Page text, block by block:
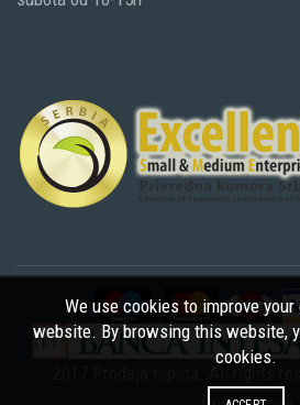
We use cookies to improve
website. By browsing this website,
cookies.